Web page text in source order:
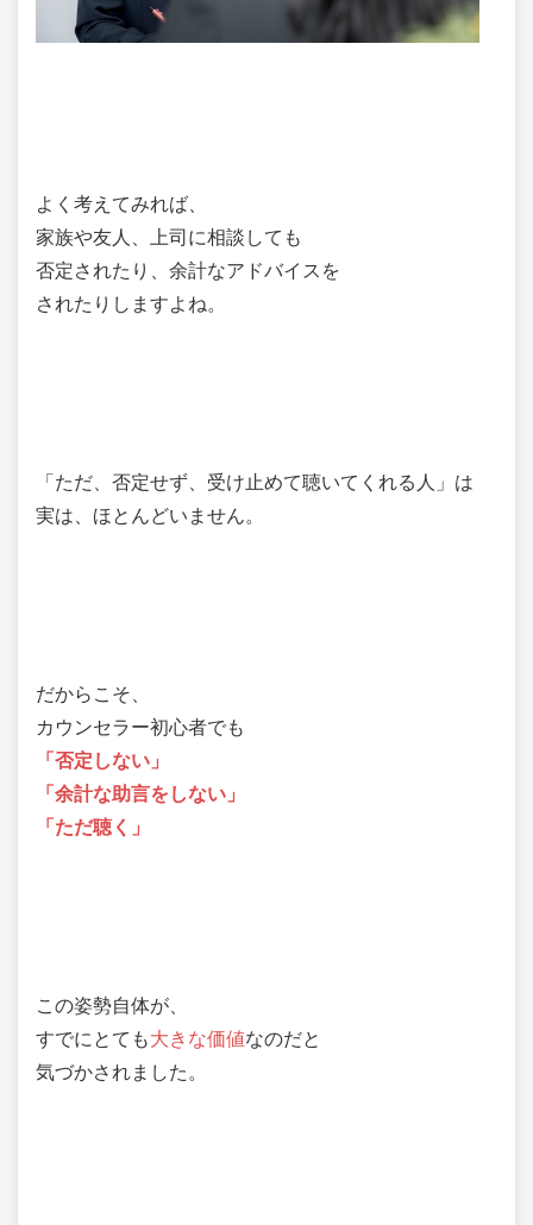
よく考えてみれば、
家族や友人、上司に相談しても
否定されたり、余計なアドバイスを
されたりしますよね。
「ただ、否定せず、受け止めて聴いてくれる人」は
実は、ほとんどいません。
だからこそ、
カウンセラー初心者でも
「否定しない」
「余計な助言をしない」
「ただ聴く」
この姿勢自体が、
すでにとても大きな価値なのだと
気づかされました。